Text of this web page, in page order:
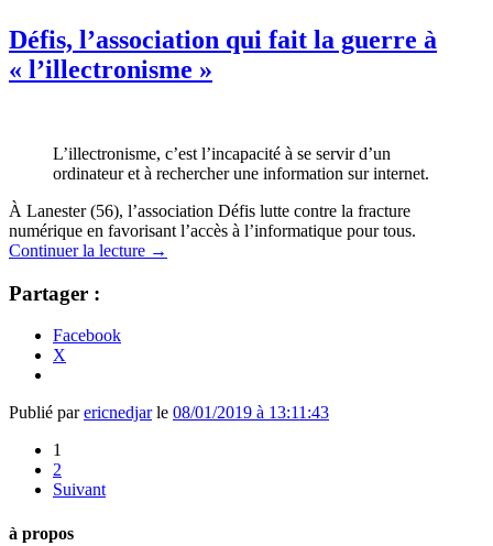
Défis, l’association qui fait la guerre à
« l’illectronisme »
L’illectronisme, c’est l’incapacité à se servir d’un
ordinateur et à rechercher une information sur internet.
À Lanester (56), l’association Défis lutte contre la fracture
numérique en favorisant l’accès à l’informatique pour tous.
Continuer la lecture →
Partager :
Facebook
X
Publié parericnedjarle 08/01/2019 à 13:11:43
1
2
Suivant
à propos